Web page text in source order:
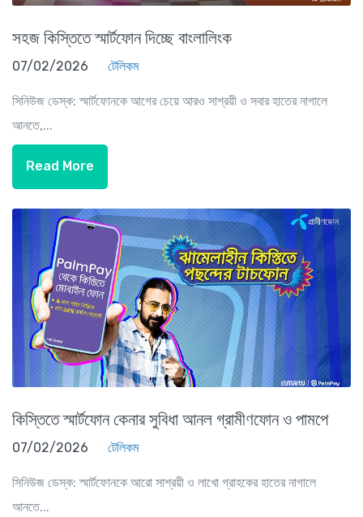
সহজ কিস্তিতে স্মার্টফোন দিচ্ছে বাংলালিংক
07/02/2026 টেলিকম
সিনিউজ ডেস্ক: স্মার্টফোনকে আগের চেয়ে আরও সাশ্রয়ী ও সবার হাতের নাগালে
আনতে,...
Read More
কিস্তিতে স্মার্টফোন কেনার সুবিধা আনল গ্রামীণফোন ও পামপে
07/02/2026 টেলিকম
সিনিউজ ডেস্ক: স্মার্টফোনকে আরো সাশ্রয়ী ও লাখো গ্রাহকের হাতের নাগালে
আনতে...